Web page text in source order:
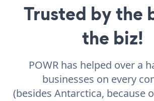
Trusted by the
the biz!
POWR has helped over a
businesses on every
(besides Antarctica, because